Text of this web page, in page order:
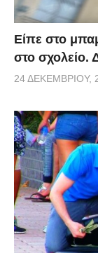
Είπε στο
στο σχολείο.
24 ΔΕΚΕΜΒΡΊΟΥ,